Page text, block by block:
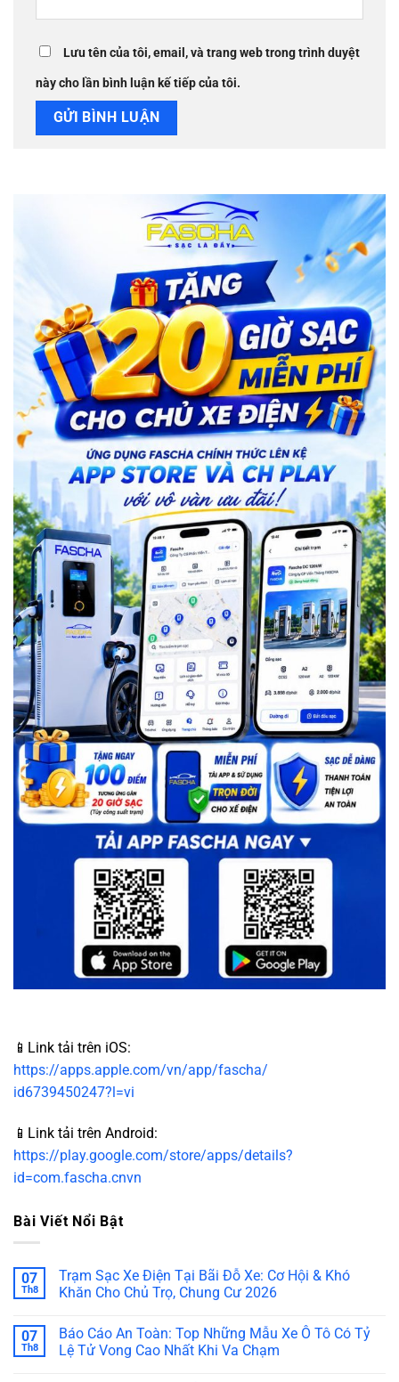
Lưu tên của tôi, email, và trang web trong trình duyệt
này cho lần bình luận kế tiếp của tôi.
📱Link tải trên iOS:
https://apps.apple.com/vn/app/fascha/
id6739450247?l=vi
📱Link tải trên Android:
https://play.google.com/store/apps/details?
id=com.fascha.cnvn
Bài Viết Nổi Bật
07
Th8
Trạm Sạc Xe Điện Tại Bãi Đỗ Xe: Cơ Hội & Khó
Khăn Cho Chủ Trọ, Chung Cư 2026
07
Th8
Báo Cáo An Toàn: Top Những Mẫu Xe Ô Tô Có Tỷ
Lệ Tử Vong Cao Nhất Khi Va Chạm